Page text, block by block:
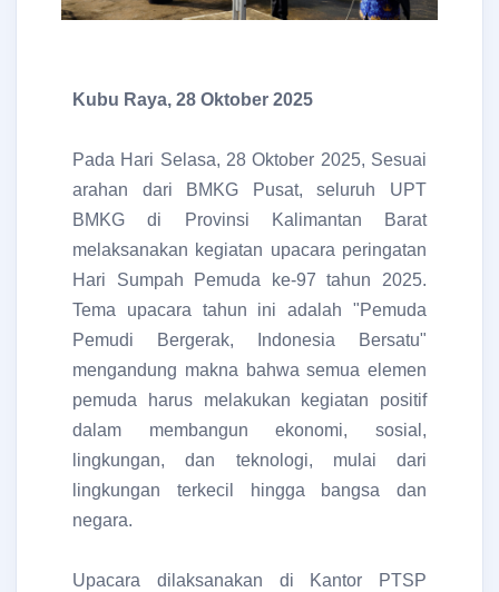
Kubu Raya, 28 Oktober 2025
Pada Hari Selasa, 28 Oktober 2025, Sesuai
arahan dari BMKG Pusat, seluruh UPT
BMKG di Provinsi Kalimantan Barat
melaksanakan kegiatan upacara peringatan
Hari Sumpah Pemuda ke-97 tahun 2025.
Tema upacara tahun ini adalah "Pemuda
Pemudi Bergerak, Indonesia Bersatu"
mengandung makna bahwa semua elemen
pemuda harus melakukan kegiatan positif
dalam membangun ekonomi, sosial,
lingkungan, dan teknologi, mulai dari
lingkungan terkecil hingga bangsa dan
negara.
Upacara dilaksanakan di Kantor PTSP